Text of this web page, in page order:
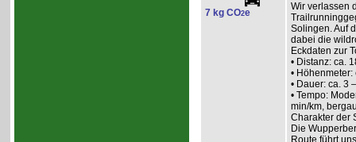
7 kg CO2e
Wir verlassen
Solingen. Auf
dabei die
Eckdaten zur
• Distanz: ca.
•
• Dauer: ca. 3
• Tempo:
min/km,
Charakter der
Die
Route führt